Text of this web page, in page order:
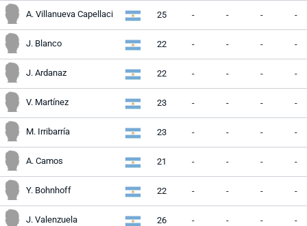
A. Villanueva Capellaci 25 - - - -
J. Blanco 22 - - - -
J. Ardanaz 22 - - - -
V. Martínez 23 - - - -
M. Irribarría 23 - - - -
A. Camos 21 - - - -
Y. Bohnhoff 22 - - - -
J. Valenzuela 26 - - - -